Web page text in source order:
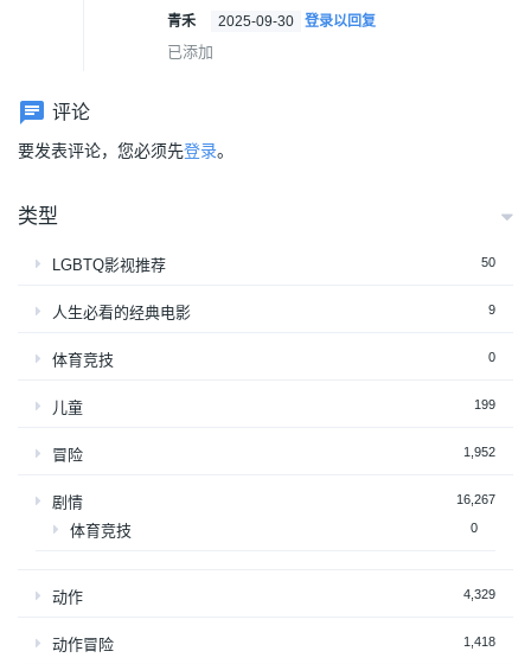
青禾 2025-09-30 登录以回复
已添加
评论
要发表评论，您必须先登录。
类型
LGBTQ影视推荐 50
人生必看的经典电影 9
体育竞技 0
儿童 199
冒险 1,952
剧情 16,267
体育竞技 0
动作 4,329
动作冒险 1,418